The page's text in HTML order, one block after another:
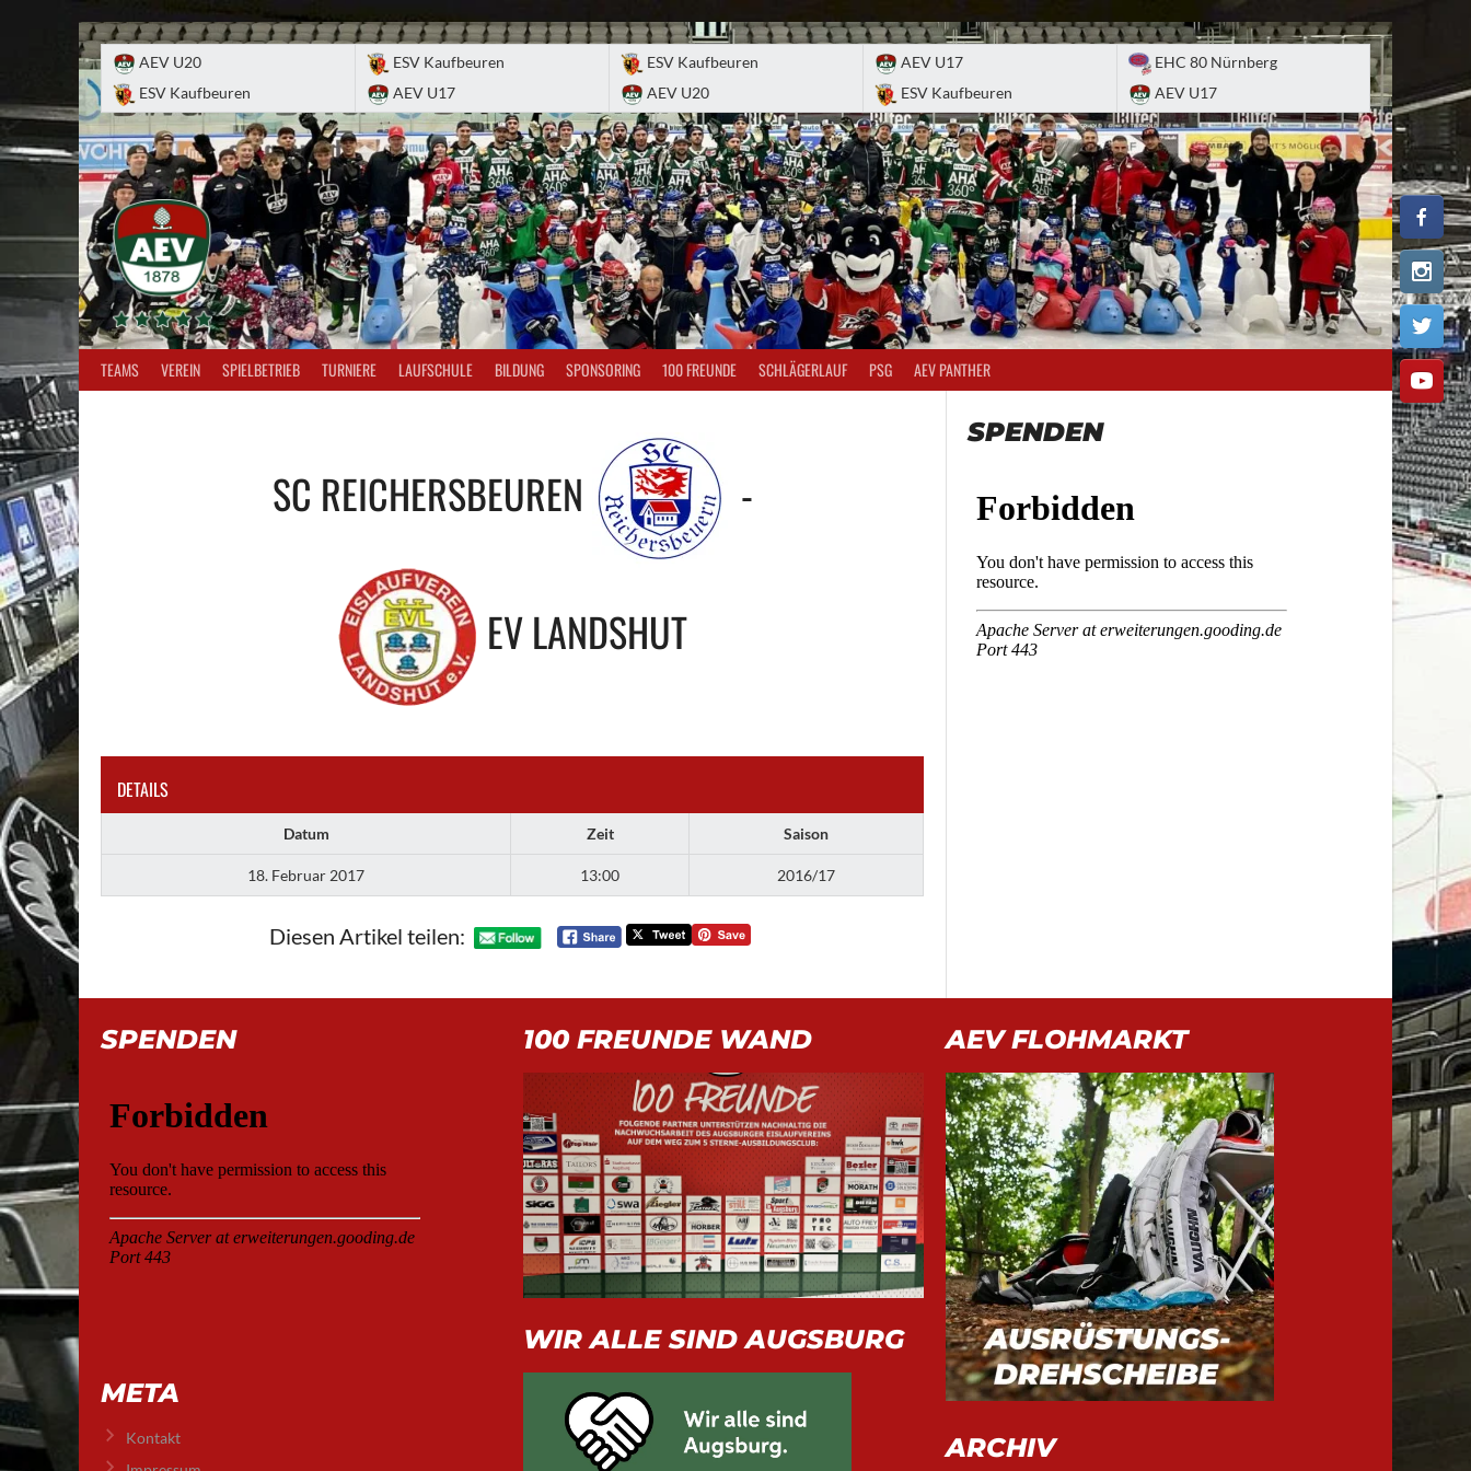
AEV U20
ESV Kaufbeuren
ESV Kaufbeuren
AEV U17
ESV Kaufbeuren
AEV U20
AEV U17
ESV Kaufbeuren
EHC 80 Nürnberg
AEV U17
TEAMS VEREIN SPIELBETRIEB TURNIERE LAUFSCHULE BILDUNG SPONSORING 100 FREUNDE SCHLÄGERLAUF PSG AEV PANTHER
SC REICHERSBEUREN -
EV LANDSHUT
DETAILS
Datum Zeit Saison
18. Februar 2017 13:00 2016/17
Diesen Artikel teilen:
SPENDEN
SPENDEN
META
Kontakt
100 FREUNDE WAND
WIR ALLE SIND AUGSBURG
AEV FLOHMARKT
ARCHIV